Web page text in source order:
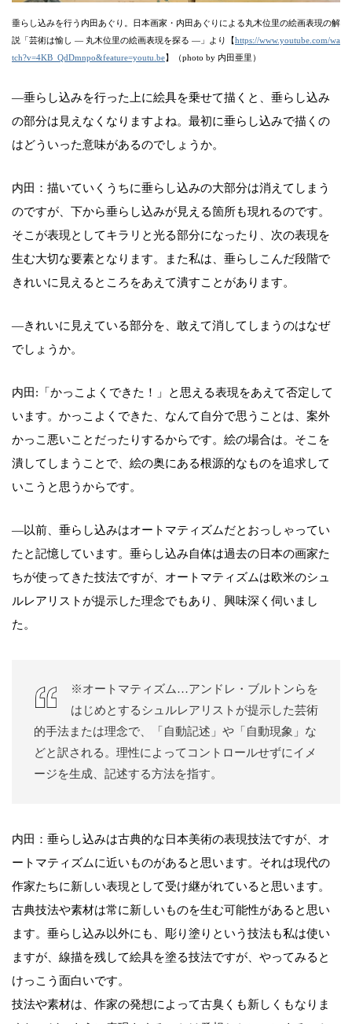
垂らし込みを行う内田あぐり。日本画家・内田あぐりによる丸木位里の絵画表現の解
説「芸術は愉し ― 丸木位里の絵画表現を探る ―」より【https://www.youtube.com/wa
tch?v=4KB_QdDmnpo&feature=youtu.be】（photo by 内田亜里）
―垂らし込みを行った上に絵具を乗せて描くと、垂らし込み
の部分は見えなくなりますよね。最初に垂らし込みで描くの
はどういった意味があるのでしょうか。
内田：描いていくうちに垂らし込みの大部分は消えてしまう
のですが、下から垂らし込みが見える箇所も現れるのです。
そこが表現としてキラリと光る部分になったり、次の表現を
生む大切な要素となります。また私は、垂らしこんだ段階で
きれいに見えるところをあえて潰すことがあります。
―きれいに見えている部分を、敢えて消してしまうのはなぜ
でしょうか。
内田:「かっこよくできた！」と思える表現をあえて否定して
います。かっこよくできた、なんて自分で思うことは、案外
かっこ悪いことだったりするからです。絵の場合は。そこを
潰してしまうことで、絵の奥にある根源的なものを追求して
いこうと思うからです。
―以前、垂らし込みはオートマティズムだとおっしゃってい
たと記憶しています。垂らし込み自体は過去の日本の画家た
ちが使ってきた技法ですが、オートマティズムは欧米のシュ
ルレアリストが提示した理念でもあり、興味深く伺いまし
た。
※オートマティズム…アンドレ・ブルトンらを
はじめとするシュルレアリストが提示した芸術
的手法または理念で、「自動記述」や「自動現象」な
どと訳される。理性によってコントロールせずにイメ
ージを生成、記述する方法を指す。
内田：垂らし込みは古典的な日本美術の表現技法ですが、オ
ートマティズムに近いものがあると思います。それは現代の
作家たちに新しい表現として受け継がれていると思います。
古典技法や素材は常に新しいものを生む可能性があると思い
ます。垂らし込み以外にも、彫り塗りという技法も私は使い
ますが、線描を残して絵具を塗る技法ですが、やってみると
けっこう面白いです。
技法や素材は、作家の発想によって古臭くも新しくもなりま